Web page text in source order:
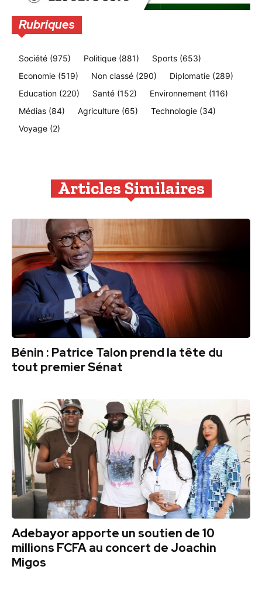
Rubriques
Société (975) Politique (881) Sports (653)
Economie (519) Non classé (290) Diplomatie (289)
Education (220) Santé (152) Environnement (116)
Médias (84) Agriculture (65) Technologie (34)
Voyage (2)
Articles Similaires
Bénin : Patrice Talon prend la tête du
tout premier Sénat
Adebayor apporte un soutien de 10
millions FCFA au concert de Joachin
Migos